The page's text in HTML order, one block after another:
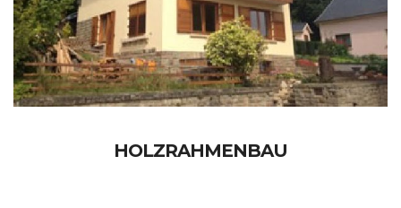
HOLZRAHMENBAU